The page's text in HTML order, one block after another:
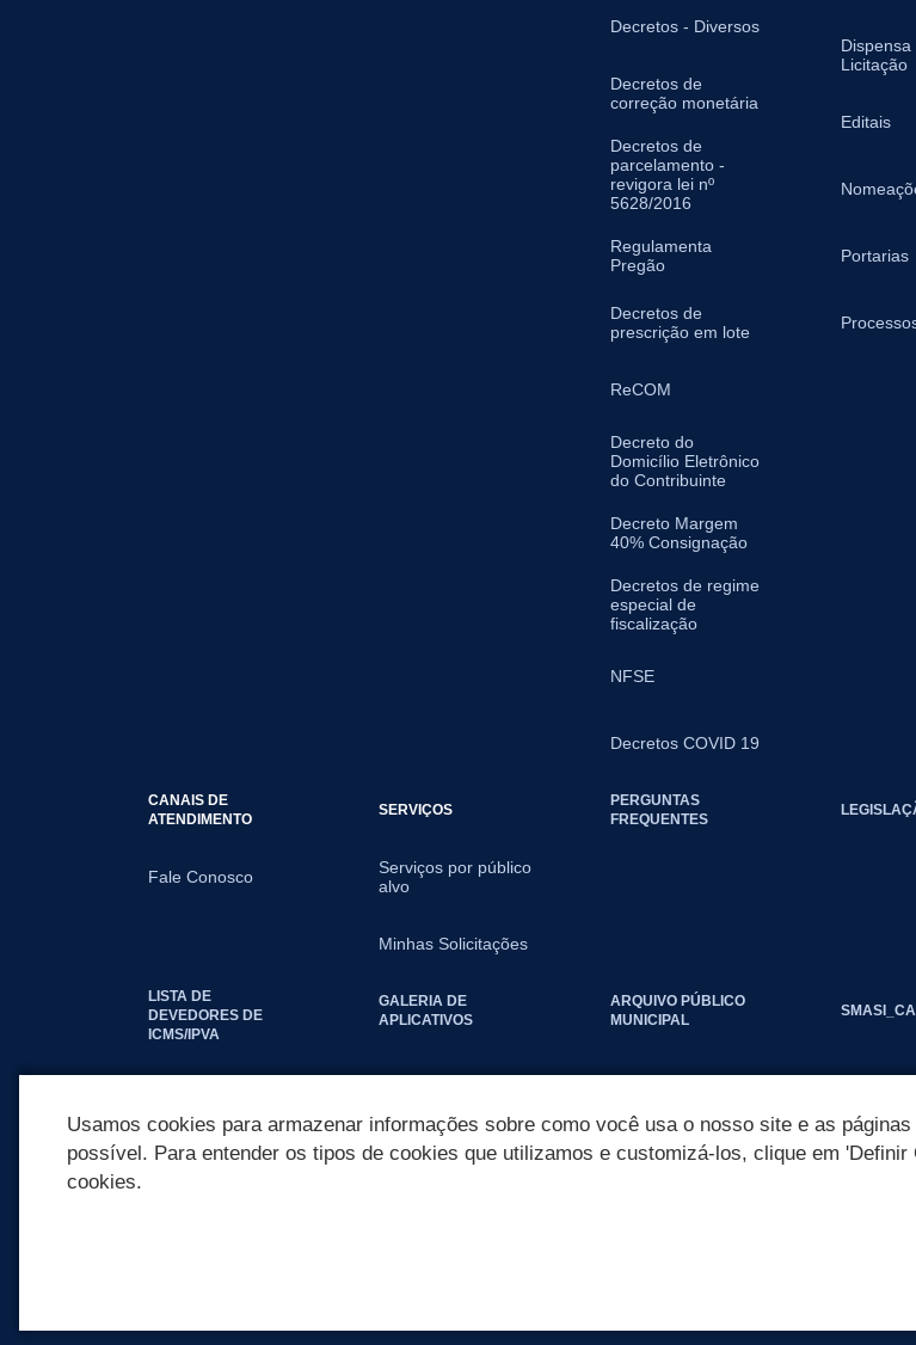
Decretos - Diversos
Decretos de
correção monetária
Decretos de
parcelamento -
revigora lei nº
5628/2016
Regulamenta
Pregão
Decretos de
prescrição em lote
ReCOM
Decreto do
Domicílio Eletrônico
do Contribuinte
Decreto Margem
40% Consignação
Decretos de regime
especial de
fiscalização
NFSE
Decretos COVID 19
Dispensa
Licitação
Editais
Portarias
CANAIS DE
ATENDIMENTO
Fale Conosco
SERVIÇOS
Serviços por público
alvo
Minhas Solicitações
PERGUNTAS
FREQUENTES
LISTA DE
DEVEDORES DE
ICMS/IPVA
GALERIA DE
APLICATIVOS
ARQUIVO PÚBLICO
MUNICIPAL
Usamos cookies para armazenar informações sobre como você usa o nosso site e as
possível. Para entender os tipos de cookies que utilizamos e customizá-los, clique em
cookies.